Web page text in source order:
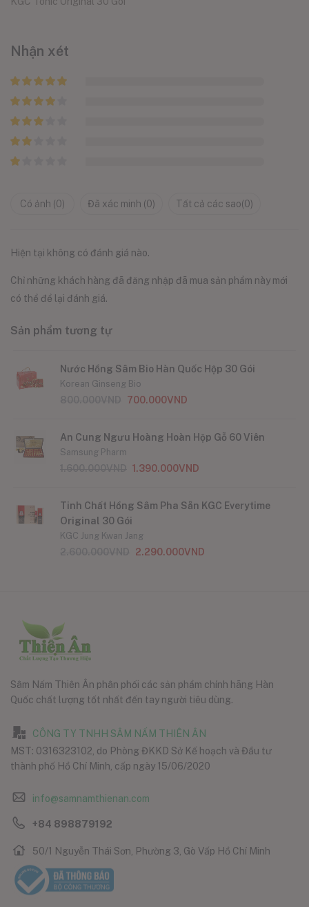
Nhận xét
Được xếp
hạng 55
sao
Được xếp
hạng4
sao
Được
xếp
hạng
5 sao
Được
xếp
sao
Có ảnh (0) Đã xác minh (0) Tất cả các sao(0)
Hiện tại không có đánh giá nào.
Chỉ những khách hàng đã đăng nhập đã mua sản phẩm này mới
có thể để lại đánh giá.
Sản phẩm tương tự
Nước Hồng Sâm Bio Hàn Quốc Hộp 30 Gói
Korean Ginseng Bio
700.000VND
An Cung Ngưu Hoàng Hoàn Hộp Gỗ 60 Viên
Samsung Pharm
1.390.000VND
Tinh Chất Hồng Sâm Pha Sẵn KGC Everytime
Original 30 Gói
KGC Jung Kwan Jang
2.290.000VND
Sâm Nấm Thiên Ân phân phối các sản phẩm chính hãng Hàn
Quốc chất lượng tốt nhất đến tay người tiêu dùng.
CÔNG TY TNHH SÂM NẤM THIÊN ÂN
MST: 0316323102, do Phòng ĐKKD Sở Kế hoạch và Đầu tư
thành phố Hồ Chí Minh, cấp ngày 15/06/2020
info@samnamthienan.com
+84 898879192
50/1 Nguyễn Thái Sơn, Phường 3, Gò Vấp Hồ Chí Minh